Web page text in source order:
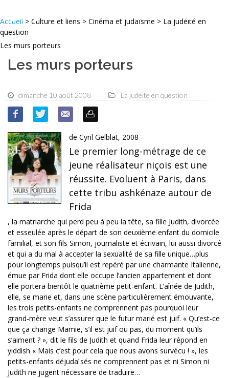
Accueil > Culture et liens > Cinéma et judaïsme > La judéité en
question
Les murs porteurs
Les murs porteurs
dimanche 10 août 2008 La judéité en question
de Cyril Gelblat, 2008 -
Le premier long-métrage de ce
jeune réalisateur niçois est une
réussite. Evoluent à Paris, dans
cette tribu ashkénaze autour de
Frida
, la matriarche qui perd peu à peu la tête, sa fille Judith, divorcée
et esseulée après le départ de son deuxième enfant du domicile
familial, et son fils Simon, journaliste et écrivain, lui aussi divorcé
et qui a du mal à accepter la sexualité de sa fille unique…plus
pour longtemps puisqu’il est repéré par une charmante Italienne,
émue par Frida dont elle occupe l’ancien appartement et dont
elle portera bientôt le quatrième petit-enfant. L’aînée de Judith,
elle, se marie et, dans une scène particulièrement émouvante,
les trois petits-enfants ne comprennent pas pourquoi leur
grand-mère veut s’assurer que le futur marié est juif. « Qu’est-ce
que ça change Mamie, s’il est juif ou pas, du moment qu’ils
s’aiment ? », dit le fils de Judith et quand Frida leur répond en
yiddish « Mais c’est pour cela que nous avons survécu ! », les
petits-enfants déjudaïsés ne comprennent pas et ni Simon ni
Judith ne jugent nécessaire de traduire…